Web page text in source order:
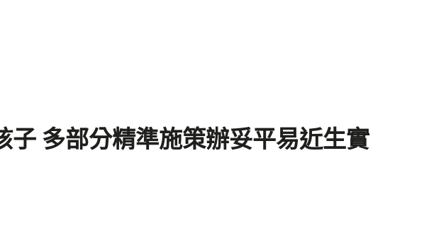
子 多部分精準施策辦妥平易近生實